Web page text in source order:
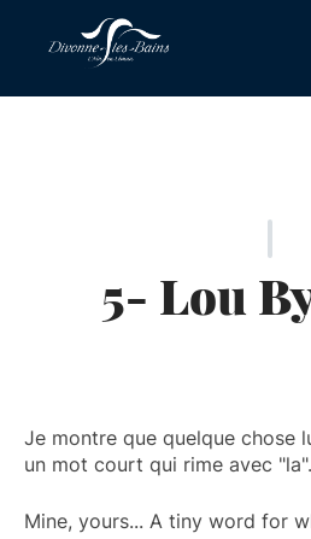
Aller à la recherche
5- Lou
Je montre que quelque chose
un mot court qui rime avec "la".
Mine, yours... A tiny word for